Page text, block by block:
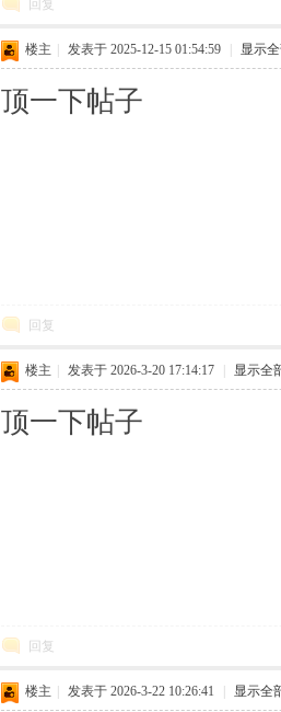
回复
楼主 发表于 2025-12-15 01:54:59 显示
顶一下帖子
回复
楼主 发表于 2026-3-20 17:14:17 显示全
顶一下帖子
回复
楼主 发表于 2026-3-22 10:26:41 显示全